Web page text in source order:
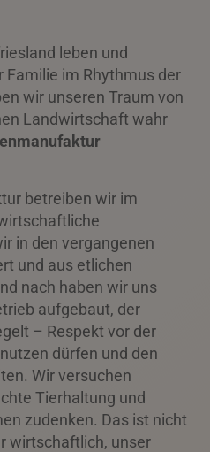
leben und
im Rhythmus der
wir unseren Traum von
Landwirtschaft wahr
betreiben wir im
in den vergangenen
und aus etlichen
nach haben wir uns
aufgebaut, der
– Respekt vor der
dürfen und den
Wir versuchen
Tierhaltung und
zudenken. Das ist nicht
wirtschaftlich, unser